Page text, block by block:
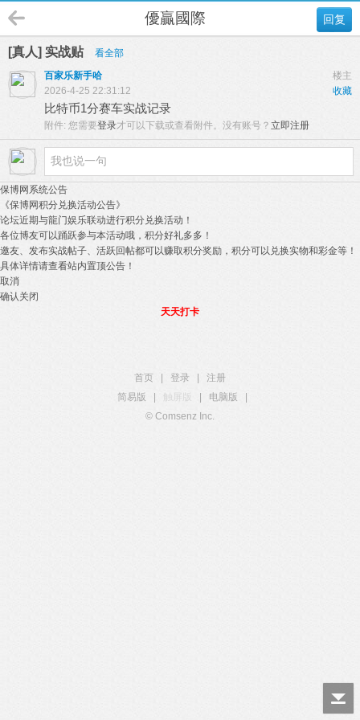
回复
優贏國際
[真人] 实战贴
看全部
楼主
百家乐新手哈
收藏
2026-4-25 22:31:12
比特币1分赛车实战记录
附件: 您需要登录才可以下载或查看附件。没有账号？ 立即注册
保博网系统公告
《保博网积分兑换活动公告》
论坛近期与龍门娱乐联动进行积分兑换活动！
各位博友可以踊跃参与本活动哦，积分好礼多多！
邀友、发布实战帖子、活跃回帖都可以赚取积分奖励，积分可以兑换实物和彩金等！
具体详情请查看站内置顶公告！
取消
确认关闭
天天打卡
首页 登录
注册
简易版
触屏版 电脑版
© Comsenz Inc.